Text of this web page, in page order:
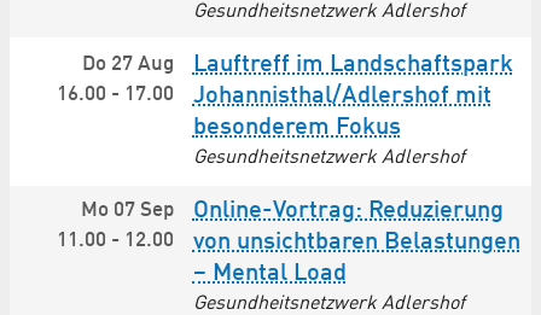
Gesundheitsnetzwerk Adlershof
Do 27 Aug
16.00 - 17.00
Lauftreff im Landschaftspark
Johannisthal/Adlershof mit
besonderem Fokus
Gesundheitsnetzwerk Adlershof
Mo 07 Sep
11.00 - 12.00
Online-Vortrag: Reduzierung
von unsichtbaren Belastungen
– Mental Load
Gesundheitsnetzwerk Adlershof